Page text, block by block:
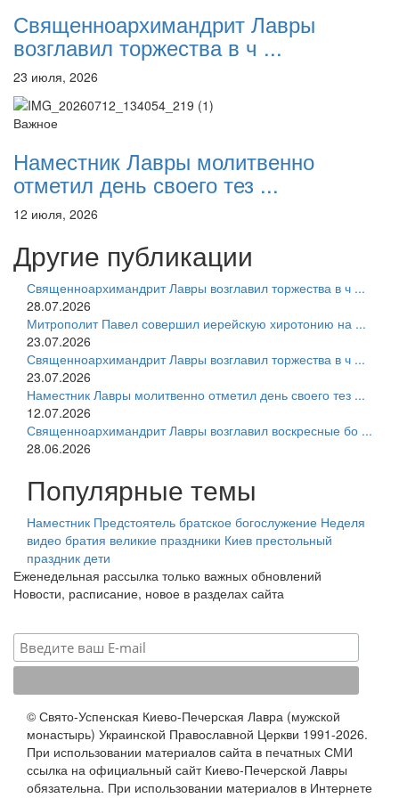
Священноархимандрит Лавры
возглавил торжества в ч ...
23 июля, 2026
Важное
Наместник Лавры молитвенно
отметил день своего тез ...
12 июля, 2026
Другие публикации
Священноархимандрит Лавры возглавил торжества в ч ...
28.07.2026
Митрополит Павел совершил иерейскую хиротонию на ...
23.07.2026
Священноархимандрит Лавры возглавил торжества в ч ...
23.07.2026
Наместник Лавры молитвенно отметил день своего тез ...
12.07.2026
Священноархимандрит Лавры возглавил воскресные бо ...
28.06.2026
Популярные темы
Наместник Предстоятель братское богослужение Неделя
видео братия великие праздники Киев престольный
праздник дети
Еженедельная рассылка только важных обновлений
Новости, расписание, новое в разделах сайта
© Свято-Успенская Киево-Печерская Лавра (мужской
монастырь) Украинской Православной Церкви 1991-2026.
При использовании материалов сайта в печатных СМИ
ссылка на официальный сайт Киево-Печерской Лавры
обязательна. При использовании материалов в Интернете